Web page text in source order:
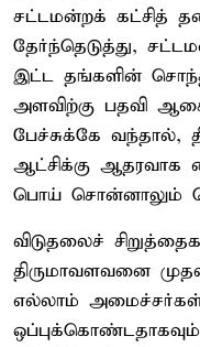
சட்டமன்றக் கட்சித்
தேர்ந்தெடுத்து,
இட்ட தங்களின்
அளவிற்கு பதவி
பேச்சுக்கே வந்தால்,
ஆட்சிக்கு ஆதரவாக
பொய் சொன்னாலும்
விடுதலைச்
திருமாவளவனை
எல்லாம்